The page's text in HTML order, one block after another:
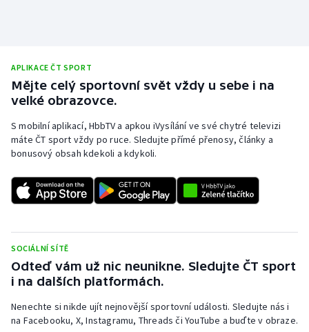
Volejbal
APLIKACE ČT SPORT
Mějte celý sportovní svět vždy u sebe i na
velké obrazovce.
S mobilní aplikací, HbbTV a apkou iVysílání ve své chytré televizi
máte ČT sport vždy po ruce. Sledujte přímé přenosy, články a
bonusový obsah kdekoli a kdykoli.
SOCIÁLNÍ SÍTĚ
Odteď vám už nic neunikne. Sledujte ČT sport
i na dalších platformách.
Nenechte si nikde ujít nejnovější sportovní události. Sledujte nás i
na Facebooku, X, Instagramu, Threads či YouTube a buďte v obraze.